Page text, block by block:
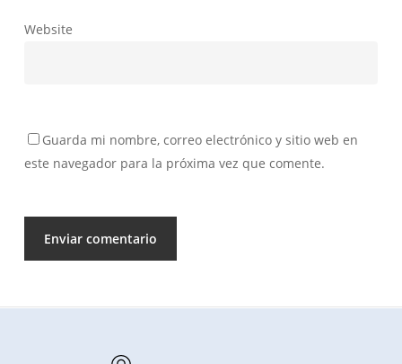
Website
Guarda mi nombre, correo electrónico y sitio web en
este navegador para la próxima vez que comente.